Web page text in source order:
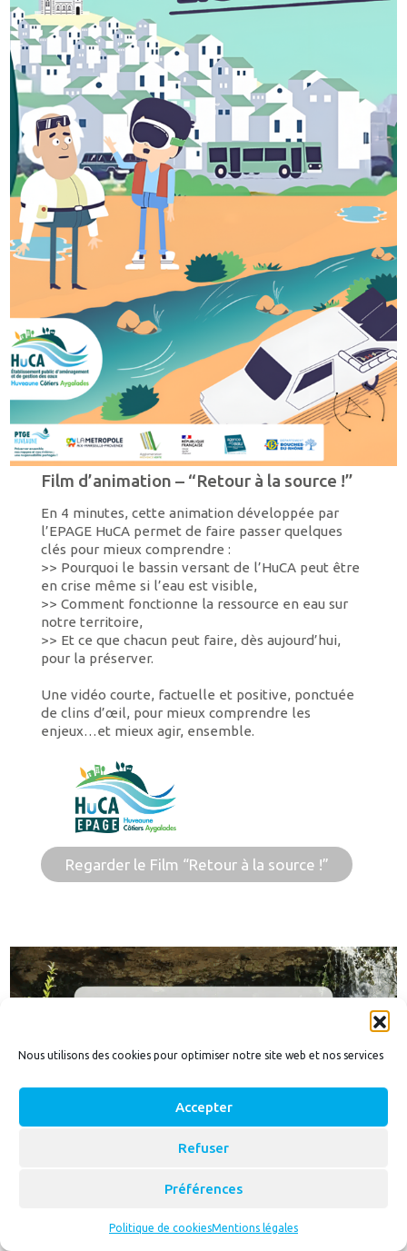
Nous utilisons des cookies pour optimiser notre site web et nos services
Accepter
Refuser
Préférences
Politique de cookiesMentions légales
Film d’animation – “Retour à la source !”
En 4 minutes, cette animation développée par
l’EPAGE HuCA permet de faire passer quelques
clés pour mieux comprendre :
>> Pourquoi le bassin versant de l’HuCA peut être
en crise même si l’eau est visible,
>>⁠ ⁠Comment fonctionne la ressource en eau sur
notre territoire,
>> ⁠Et ce que chacun peut faire, dès aujourd’hui,
pour la préserver.
Une vidéo courte, factuelle et positive, ponctuée
de clins d’œil, pour mieux comprendre les
enjeux…et mieux agir, ensemble.
Regarder le Film “Retour à la source !”
« Eaux-vives » : un podcast pour
découvrir nos rivières
Ce podcast documentaire en quatre épisodes